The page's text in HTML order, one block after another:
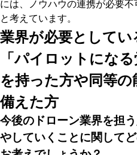
には、ノウハウの連携が必要不
と考えています。
業界が必要としてい
「パイロットになる
を持った方や同等の
備えた方
今後のドローン業界を担
やしていくことに関して